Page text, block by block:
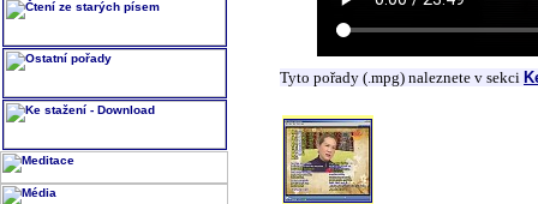
Tyto pořady (.mpg) naleznete v sekci